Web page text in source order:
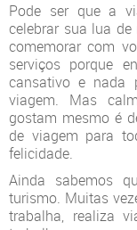
Pode ser que a
celebrar sua lua
comemorar com
serviços porque
cansativo e nada
viagem. Mas
gostam mesmo é
de viagem para
felicidade.
Ainda sabemos
turismo. Muitas
trabalha, realiza